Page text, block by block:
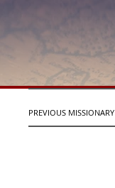
PREVIOUS MISSIONARY